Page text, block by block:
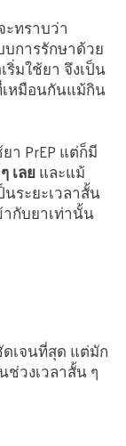
ทราบว่า
การรักษาด้วย
ริ่มใช้ยา จึงเป็น
เหมือนกันแม้กิน
า PrEP แต่ก็มี
เลยและแม้
ระยะเวลาสั้น
กับยาเท่านั้น
ดเจนที่สุด แต่มัก
วงเวลาสั้น ๆ